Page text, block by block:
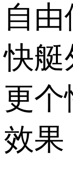
自
快艇
更个
效果